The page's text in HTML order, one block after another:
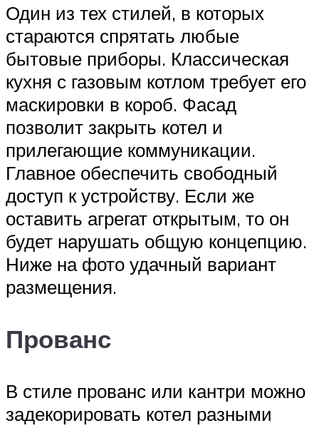
Один из тех стилей, в которых
стараются спрятать любые
бытовые приборы. Классическая
кухня с газовым котлом требует его
маскировки в короб. Фасад
позволит закрыть котел и
прилегающие коммуникации.
Главное обеспечить свободный
доступ к устройству. Если же
оставить агрегат открытым, то он
будет нарушать общую концепцию.
Ниже на фото удачный вариант
размещения.
Прованс
В стиле прованс или кантри можно
задекорировать котел разными